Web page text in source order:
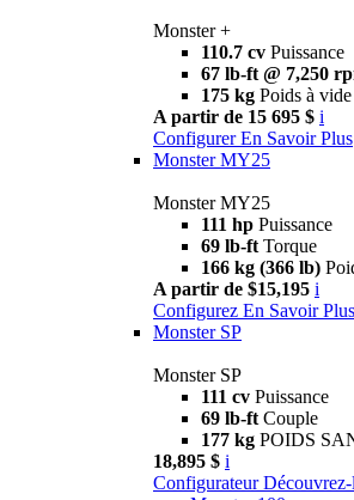
Monster +
110.7 cv Puissance
67 lb-ft @ 7,250
175 kg Poids à
A partir de 15 695 $ i
Configurer En Savoir Plus
Monster MY25
Monster MY25
111 hp Puissance
69 lb-ft Torque
166 kg (366 lb)
A partir de $15,195 i
Configurez En Savoir Plus
Monster SP
Monster SP
111 cv Puissance
69 lb-ft Couple
177 kg POIDS
18,895 $ i
Configurateur Découvrez-